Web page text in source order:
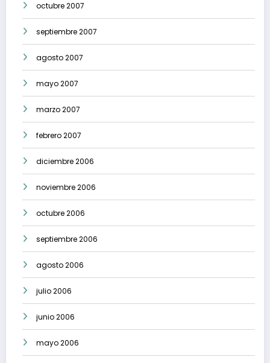
octubre 2007
septiembre 2007
agosto 2007
mayo 2007
marzo 2007
febrero 2007
diciembre 2006
noviembre 2006
octubre 2006
septiembre 2006
agosto 2006
julio 2006
junio 2006
mayo 2006